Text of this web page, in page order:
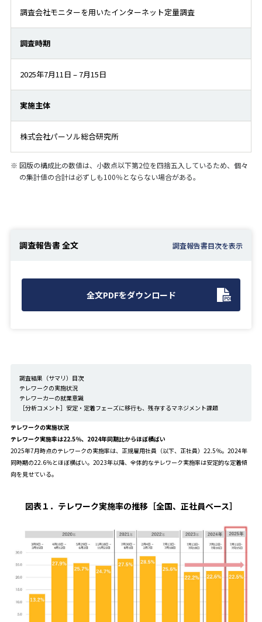
調査会社モニターを用いたインターネット定量調査
調査時期
2025年7月11日 – 7月15日
実施主体
株式会社パーソル総合研究所
※ 図版の構成比の数値は、小数点以下第2位を四捨五入しているため、個々
の集計値の合計は必ずしも100％とならない場合がある。
調査報告書 全文
全文PDFをダウンロード
調査結果（サマリ）目次
テレワークの実施状況
テレワーカーの就業意識
［分析コメント］安定・定着フェーズに移行も、残存するマネジメント課題
テレワークの実施状況
テレワーク実施率は22.5％、2024年同期比からほぼ横ばい
2025年7月時点のテレワークの実施率は、正規雇用社員（以下、正社員）22.5％。2024年
同時期の22.6％とほぼ横ばい。2023年以降、全体的なテレワーク実施率は安定的な定着傾
向を見せている。
図表１． テレワーク実施率の推移［全国、正社員ベース］